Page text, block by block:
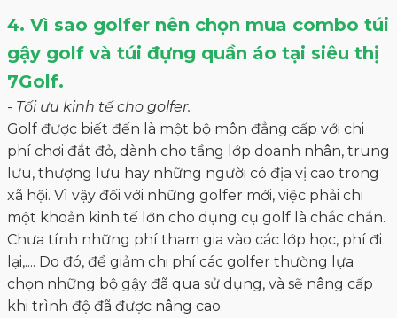
4. Vì sao golfer nên chọn mua combo túi
gậy golf và túi đựng quần áo tại siêu thị
7Golf.
- Tối ưu kinh tế cho golfer.
Golf được biết đến là một bộ môn đẳng cấp với chi
phí chơi đắt đỏ, dành cho tầng lớp doanh nhân, trung
lưu, thượng lưu hay những người có địa vị cao trong
xã hội. Vì vậy đối với những golfer mới, việc phải chi
một khoản kinh tế lớn cho dụng cụ golf là chắc chắn.
Chưa tính những phí tham gia vào các lớp học, phí đi
lại,.... Do đó, để giảm chi phí các golfer thường lựa
chọn những bộ gậy đã qua sử dụng, và sẽ nâng cấp
khi trình độ đã được nâng cao.